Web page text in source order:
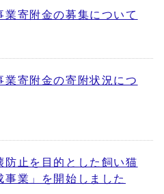
寄附金の募集について
業寄附金の寄附状況につ
防止を目的とした飼い猫
業」を開始しました